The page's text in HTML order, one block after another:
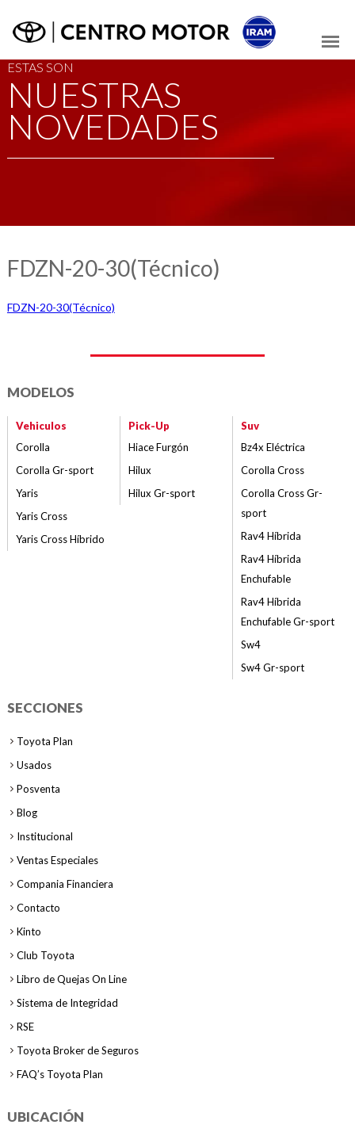
ESTAS SON
NUESTRAS
NOVEDADES
FDZN-20-30(Técnico)
FDZN-20-30(Técnico)
MODELOS
Vehiculos
Corolla
Corolla Gr-sport
Yaris
Yaris Cross
Yaris Cross Híbrido
Pick-Up
Hiace Furgón
Hilux
Hilux Gr-sport
Suv
Bz4x Eléctrica
Corolla Cross
Corolla Cross Gr-
sport
Rav4 Híbrida
Rav4 Híbrida
Enchufable
Rav4 Híbrida
Enchufable Gr-sport
Sw4
Sw4 Gr-sport
SECCIONES
Toyota Plan
Usados
Posventa
Blog
Institucional
Ventas Especiales
Compania Financiera
Contacto
Kinto
Club Toyota
Libro de Quejas On Line
Sistema de Integridad
RSE
Toyota Broker de Seguros
FAQ’s Toyota Plan
UBICACIÓN